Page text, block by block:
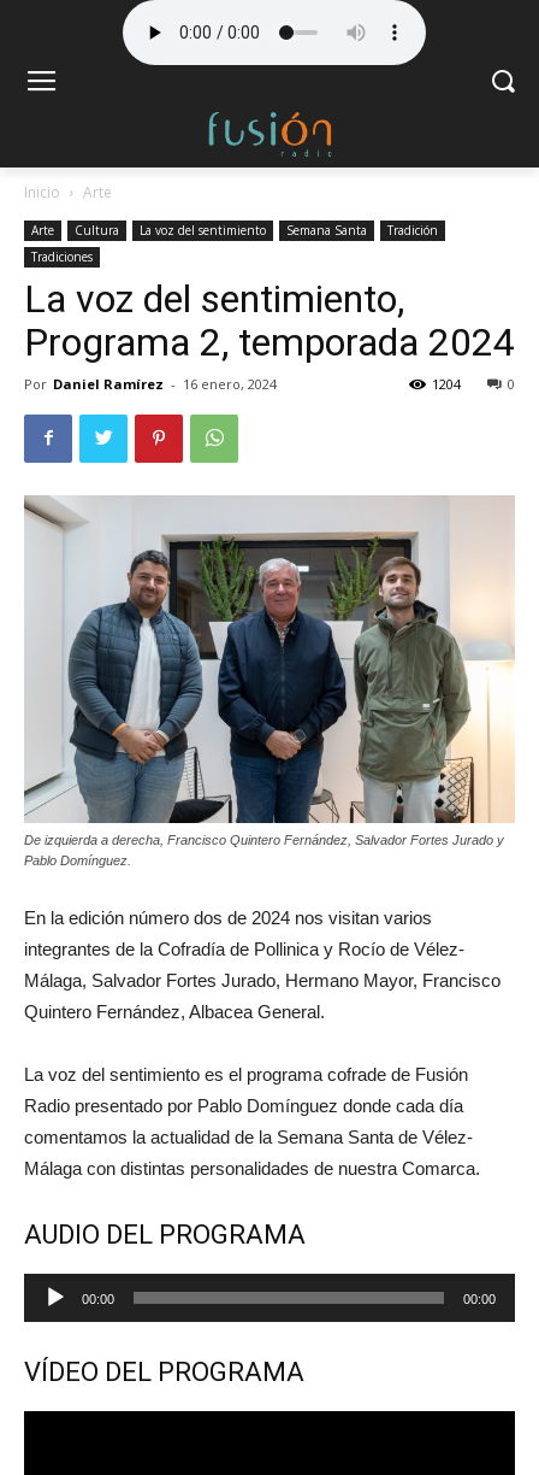
Inicio Arte
Arte Cultura La voz del sentimiento Semana Santa
Tradición
Tradiciones
La voz del sentimiento,
Programa 2, temporada 2024
Por Daniel Ramírez - 16 enero, 2024 0
1204
De izquierda a derecha, Francisco Quintero Fernández, Salvador Fortes Jurado y
Pablo Domínguez.
En la edición número dos de 2024 nos visitan varios
integrantes de la Cofradía de Pollinica y Rocío de Vélez-
Málaga, Salvador Fortes Jurado, Hermano Mayor, Francisco
Quintero Fernández, Albacea General.
La voz del sentimiento es el programa cofrade de Fusión
Radio presentado por Pablo Domínguez donde cada día
comentamos la actualidad de la Semana Santa de Vélez-
Málaga con distintas personalidades de nuestra Comarca.
AUDIO DEL PROGRAMA
Reproductor
de
00:00 00:00
VÍDEO DEL PROGRAMA